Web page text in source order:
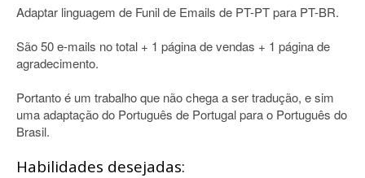
Adaptar linguagem de Funil de Emails de PT-PT para PT-BR.
São 50 e-mails no total + 1 página de vendas + 1 página de
agradecimento.
Portanto é um trabalho que não chega a ser tradução, e sim
uma adaptação do Português de Portugal para o Português do
Brasil.
Habilidades desejadas: